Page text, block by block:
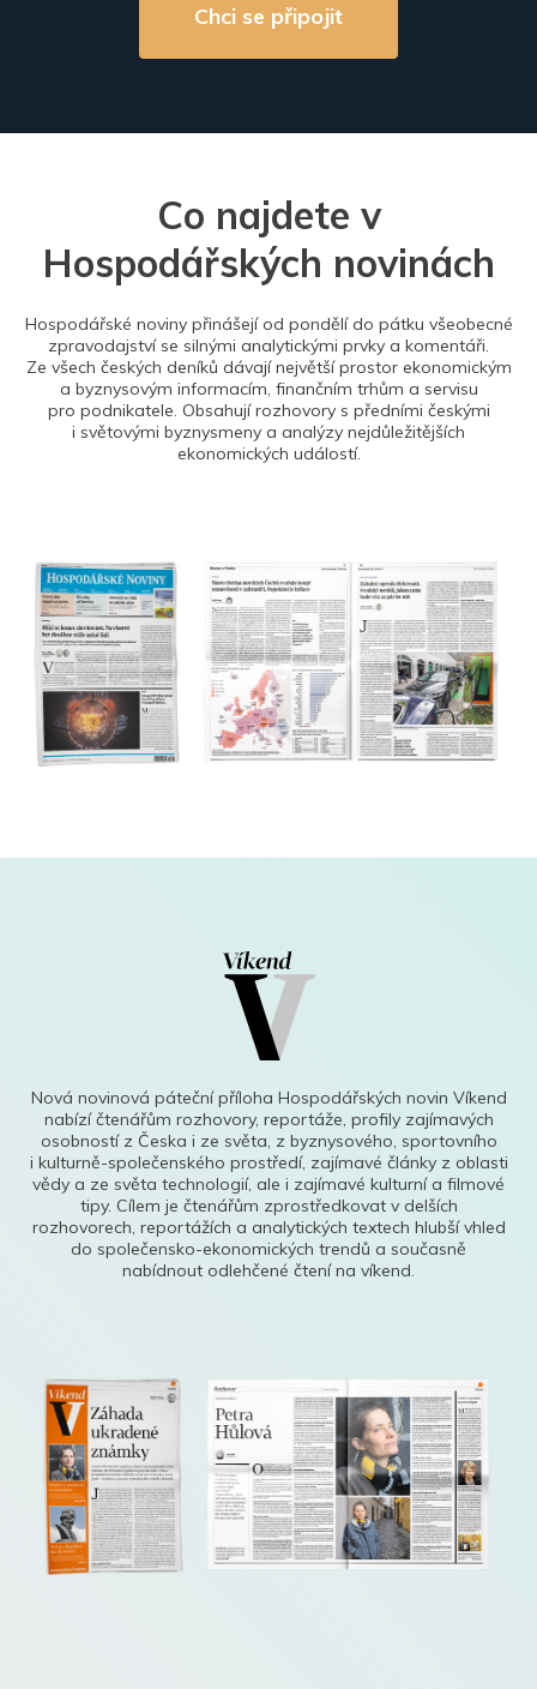
Chci se připojit
Co najdete v
Hospodářských novinách
Hospodářské noviny přinášejí od pondělí do pátku všeobecné
zpravodajství se silnými analytickými prvky a komentáři.
Ze všech českých deníků dávají největší prostor ekonomickým
a byznysovým informacím, finančním trhům a servisu
pro podnikatele. Obsahují rozhovory s předními českými
i světovými byznysmeny a analýzy nejdůležitějších
ekonomických událostí.
Nová novinová páteční příloha Hospodářských novin Víkend
nabízí čtenářům rozhovory, reportáže, profily zajímavých
osobností z Česka i ze světa, z byznysového, sportovního
i kulturně-společenského prostředí, zajímavé články z oblasti
vědy a ze světa technologií, ale i zajímavé kulturní a filmové
tipy. Cílem je čtenářům zprostředkovat v delších
rozhovorech, reportážích a analytických textech hlubší vhled
do společensko-ekonomických trendů a současně
nabídnout odlehčené čtení na víkend.